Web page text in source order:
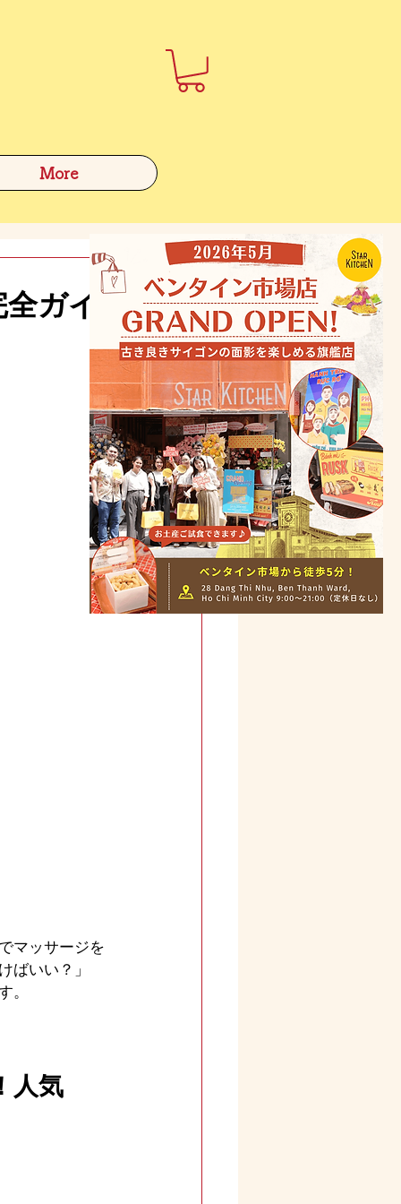
More
ガイ
マッサージを
ばいい？」
。
人気